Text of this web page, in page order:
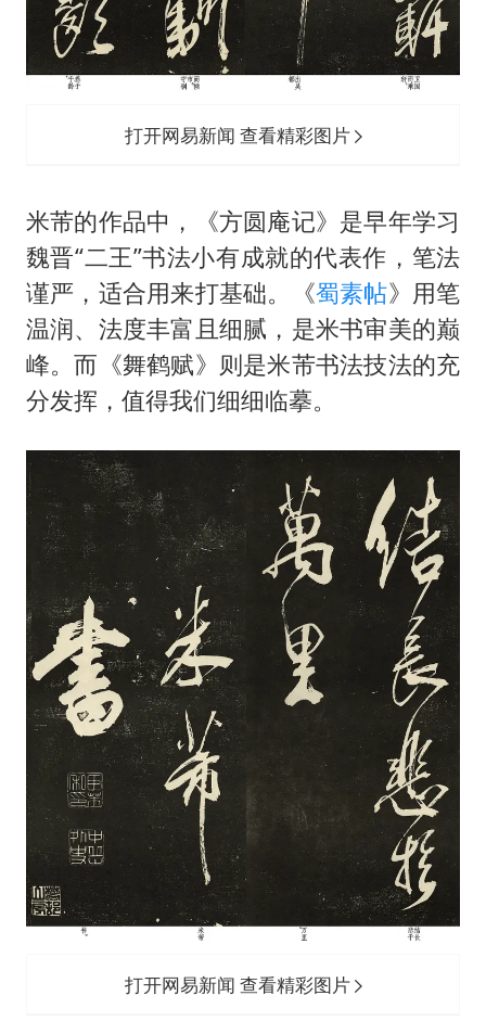
打开网易新闻 查看精彩图片
米芾的作品中，《方圆庵记》是早年学习
魏晋“二王”书法小有成就的代表作，笔法
谨严，适合用来打基础。《蜀素帖》用笔
温润、法度丰富且细腻，是米书审美的巅
峰。而《舞鹤赋》则是米芾书法技法的充
分发挥，值得我们细细临摹。
打开网易新闻 查看精彩图片